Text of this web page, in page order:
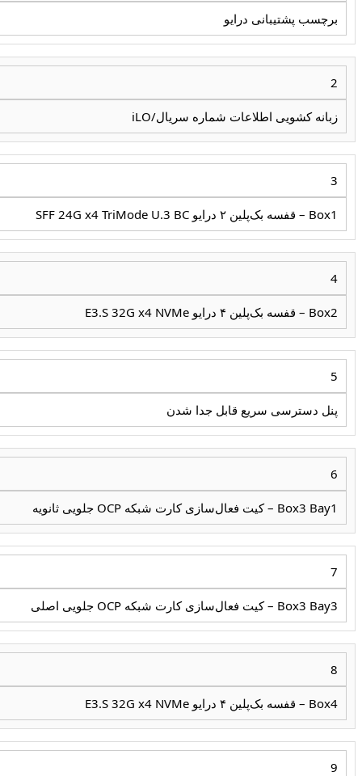
برچسب پشتیبانی درایو
2
زبانه کشویی اطلاعات شماره سریال/iLO
3
Box1 – قفسه بک‌پلین ۲ درایو SFF 24G x4 TriMode U.3 BC
4
Box2 – قفسه بک‌پلین ۴ درایو E3.S 32G x4 NVMe
5
پنل دسترسی سریع قابل جدا شدن
6
Box3 Bay1 – کیت فعال‌سازی کارت شبکه OCP جلویی ثانویه
7
Box3 Bay3 – کیت فعال‌سازی کارت شبکه OCP جلویی اصلی
8
Box4 – قفسه بک‌پلین ۴ درایو E3.S 32G x4 NVMe
9